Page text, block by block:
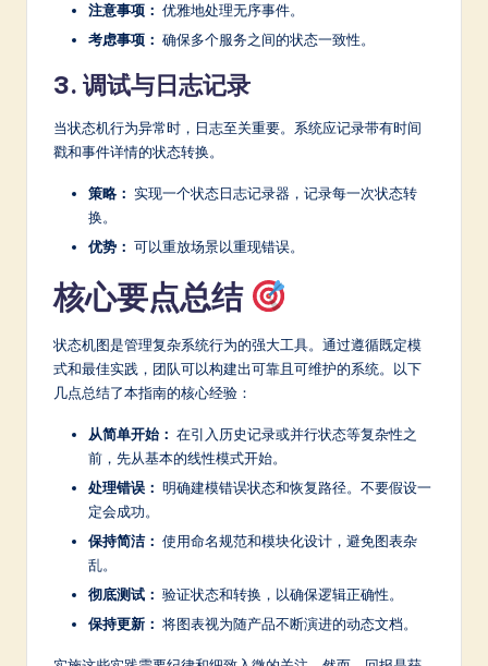
注意事项： 优雅地处理无序事件。
考虑事项： 确保多个服务之间的状态一致性。
3. 调试与日志记录
当状态机行为异常时，日志至关重要。系统应记录带有时间
戳和事件详情的状态转换。
策略： 实现一个状态日志记录器，记录每一次状态转
换。
优势： 可以重放场景以重现错误。
核心要点总结
状态机图是管理复杂系统行为的强大工具。通过遵循既定模
式和最佳实践，团队可以构建出可靠且可维护的系统。以下
几点总结了本指南的核心经验：
从简单开始： 在引入历史记录或并行状态等复杂性之
前，先从基本的线性模式开始。
处理错误： 明确建模错误状态和恢复路径。不要假设一
定会成功。
保持简洁： 使用命名规范和模块化设计，避免图表杂
乱。
彻底测试： 验证状态和转换，以确保逻辑正确性。
保持更新： 将图表视为随产品不断演进的动态文档。